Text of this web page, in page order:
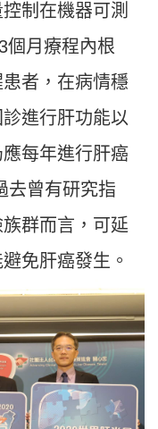
制在機器可測
個月療程內根
者，在病情穩
進行肝功能以
每年進行肝癌
去曾有研究指
群而言，可延
免肝癌發生。